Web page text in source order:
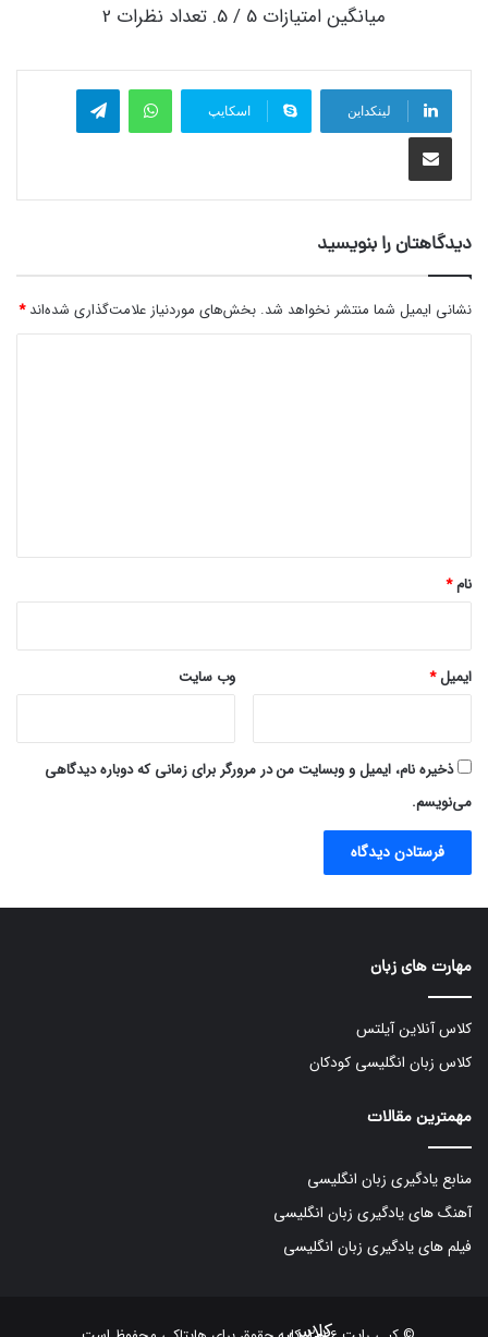
میانگین امتیازات 5 / 5. تعداد نظرات 2
لینکداین اسکایپ
واتس آپ تلگرام
اشتراک گذاری با ایمیل
دیدگاهتان را بنویسید
نشانی ایمیل شما منتشر نخواهد شد. بخش‌های موردنیاز علامت‌گذاری شده‌اند*
نام*
ایمیل* وب‌ سایت
ذخیره نام، ایمیل و وبسایت من در مرورگر برای زمانی که دوباره دیدگاهی
می‌نویسم.
مهارت های زبان
کلاس آنلاین آیلتس
کلاس زبان انگلیسی کودکان
مهمترین مقالات
منابع یادگیری زبان انگلیسی
آهنگ های یادگیری زبان انگلیسی
فیلم های یادگیری زبان انگلیسی